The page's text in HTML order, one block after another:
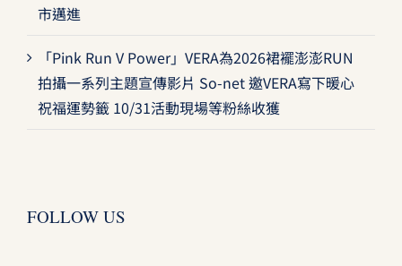
市邁進
「Pink Run V Power」VERA為2026裙襬澎澎RUN
拍攝一系列主題宣傳影片 So-net 邀VERA寫下暖心
祝福運勢籤 10/31活動現場等粉絲收獲
FOLLOW US